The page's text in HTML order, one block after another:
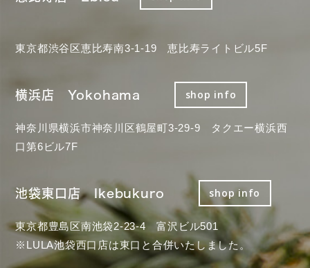
東京都渋谷区恵比寿南3-1-19 恵比寿ライトビル5F
横浜店 Yokohama shop info
神奈川県横浜市神奈川区鶴屋町3-29-9 タクエー横浜西
口第6ビル7F
池袋東口店 Ikebukuro shop info
東京都豊島区南池袋2-23-4 富沢ビル501
※LULA池袋西口店は東口と合併いたしました。